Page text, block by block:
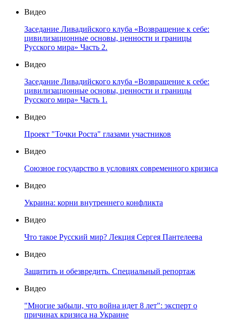
Видео
Заседание Ливадийского клуба «Возвращение к себе:
цивилизационные основы, ценности и границы
Русского мира» Часть 2.
Видео
Заседание Ливадийского клуба «Возвращение к себе:
цивилизационные основы, ценности и границы
Русского мира» Часть 1.
Видео
Проект "Точки Роста" глазами участников
Видео
Союзное государство в условиях современного кризиса
Видео
Украина: корни внутреннего конфликта
Видео
Что такое Русский мир? Лекция Сергея Пантелеева
Видео
Защитить и обезвредить. Специальный репортаж
Видео
"Многие забыли, что война идет 8 лет": эксперт о
причинах кризиса на Украине